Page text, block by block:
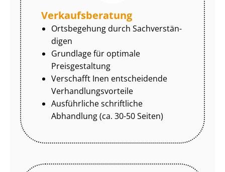
Ver­kaufs­be­ra­tung
Ortsbegehung durch Sach­ver­stän­
di­gen
Grundlage für optimale
Preisgestaltung
Verschafft Inen entscheidende
Ver­hand­lungs­vor­tei­le
Ausführliche schriftliche
Abhandlung (ca. 30-50 Seiten)